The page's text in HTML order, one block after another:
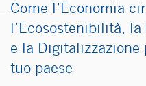
Come l’Economia
l’Ecosostenibilità,
e la Digitalizzazione
tuo paese